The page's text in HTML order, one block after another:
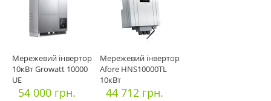
Мережевий інвертор
10кВт Growatt 10000
UE
54 000 грн.
Мережевий інвертор
Afore HNS10000TL
10кВт
44 712 грн.